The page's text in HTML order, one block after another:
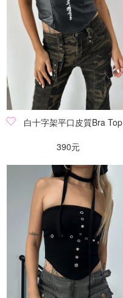
白十字架平口皮質Bra Top
390元